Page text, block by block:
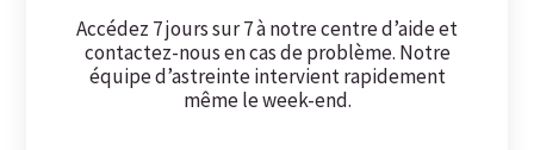
Accédez 7 jours sur 7 à notre centre d’aide et
contactez-nous en cas de problème. Notre
équipe d’astreinte intervient rapidement
même le week-end.